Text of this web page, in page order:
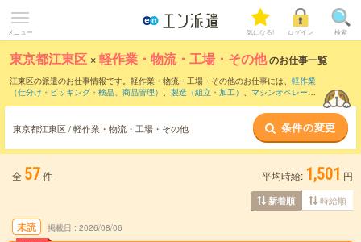
メニュー 気になる! ログイン 検索
東京都江東区 ×軽作業・物流・工場・その他のお仕事一覧
江東区の派遣のお仕事情報です。軽作業・物流・工場・その他のお仕事には、 軽作業
（仕分け・ピッキング・検品、商品管理） 、 製造（組立・加工） 、 マシンオペレータ
東京都江東区 / 軽作業・物流・工場・その他 条件の変更
全 57件 平均時給: 1,501 円
新着順 時給順
未読 掲載日 2026/08/06